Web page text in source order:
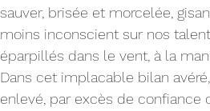
sauver, brisée et morcelée,
moins inconscient sur nos
éparpillés dans le vent, à la
Dans cet implacable bilan
enlevé, par excès de confiance